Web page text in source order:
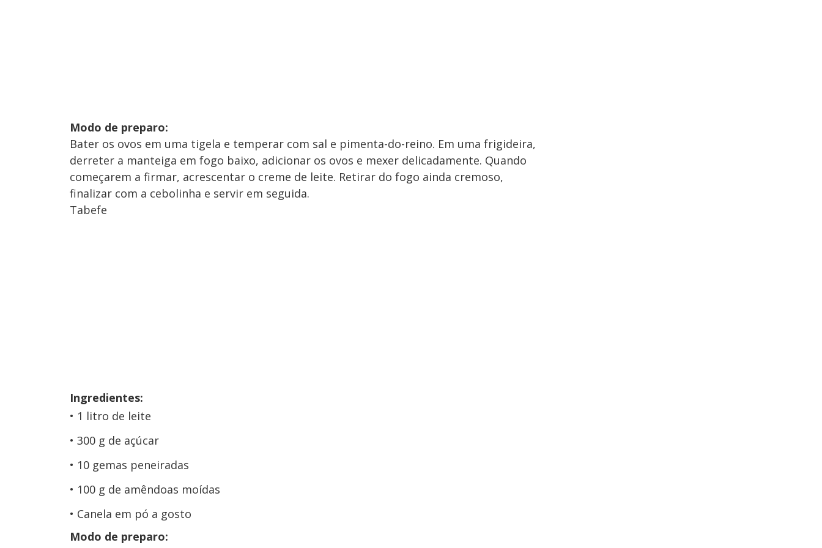
Modo de preparo:
Bater os ovos em uma tigela e temperar com sal e pimenta-do-reino. Em uma frigideira,
derreter a manteiga em fogo baixo, adicionar os ovos e mexer delicadamente. Quando
começarem a firmar, acrescentar o creme de leite. Retirar do fogo ainda cremoso,
finalizar com a cebolinha e servir em seguida.
Tabefe
Ingredientes:
1 litro de leite
300 g de açúcar
10 gemas peneiradas
100 g de amêndoas moídas
Canela em pó a gosto
Modo de preparo: